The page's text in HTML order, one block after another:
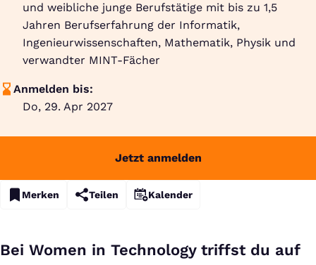
und weibliche junge Berufstätige mit bis zu 1,5
Jahren Berufserfahrung der Informatik,
Ingenieurwissenschaften, Mathematik, Physik und
verwandter MINT-Fächer
Anmelden bis:
Do, 29. Apr 2027
Jetzt anmelden
Merken Teilen Kalender
Bei Women in Technology triffst du auf